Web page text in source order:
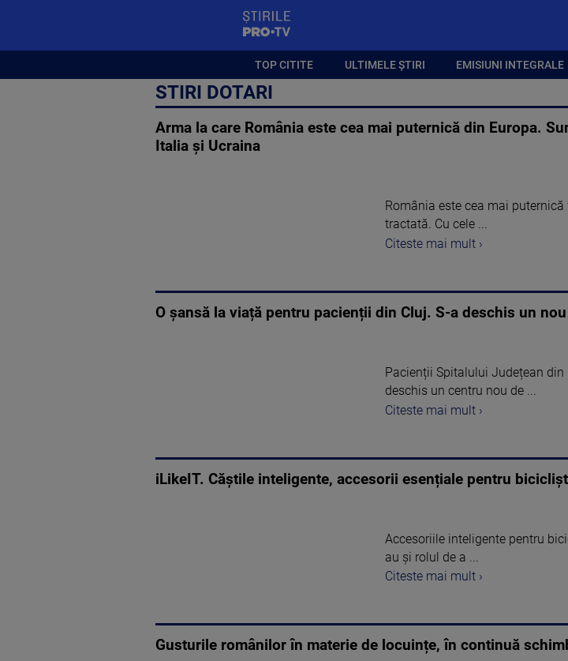
TOP CITITE ULTIMELE ȘTIRI EMISIUNI INTEGRALE
STIRI DOTARI
Arma la care România este cea mai puternică din Europa.
Italia și Ucraina
România este cea mai
tractată. Cu cele ...
Citeste mai mult ›
O șansă la viață pentru pacienții din Cluj. S-a deschis un
Pacienții Spitalului Județean
deschis un centru nou de ...
Citeste mai mult ›
iLikeIT. Căștile inteligente, accesorii esențiale pentru
Accesoriile inteligente pentru
au și rolul de a ...
Citeste mai mult ›
Gusturile românilor în materie de locuințe, în continuă